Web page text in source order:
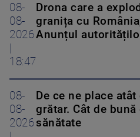
08-
08-
2026
|
18:47
Drona care a
granița cu
Anunțul
08-
08-
2026
De ce ne place
grătar. Cât de
sănătate